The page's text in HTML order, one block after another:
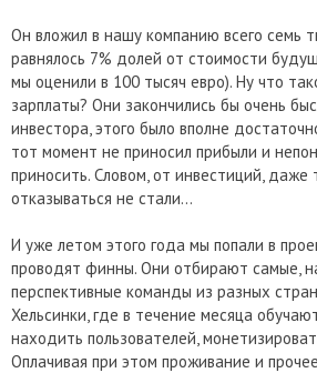
Он вложил в нашу компанию всего семь
равнялось 7% долей от стоимости
мы оценили в 100 тысяч евро). Ну что
зарплаты? Они закончились бы очень
инвестора, этого было вполне
тот момент не приносил прибыли и
приносить. Словом, от инвестиций, даже
отказываться не стали…
И уже летом этого года мы попали в
проводят финны. Они отбирают самые,
перспективные команды из разных
Хельсинки, где в течение месяца
находить пользователей,
Оплачивая при этом проживание и